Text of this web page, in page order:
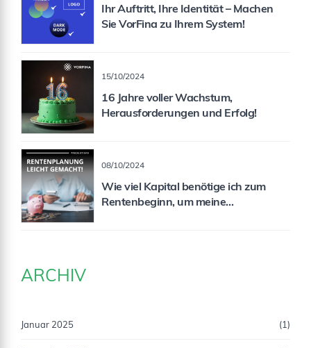
Ihr Auftritt, Ihre Identität – Machen
Sie VorFina zu Ihrem System!
15/10/2024
16 Jahre voller Wachstum,
Herausforderungen und Erfolg!
08/10/2024
Wie viel Kapital benötige ich zum
Rentenbeginn, um meine
ARCHIV
Januar 2025 (1)